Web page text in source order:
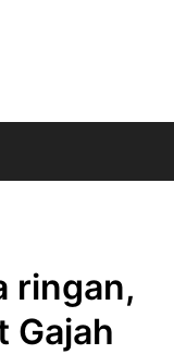
ringan,
Gajah